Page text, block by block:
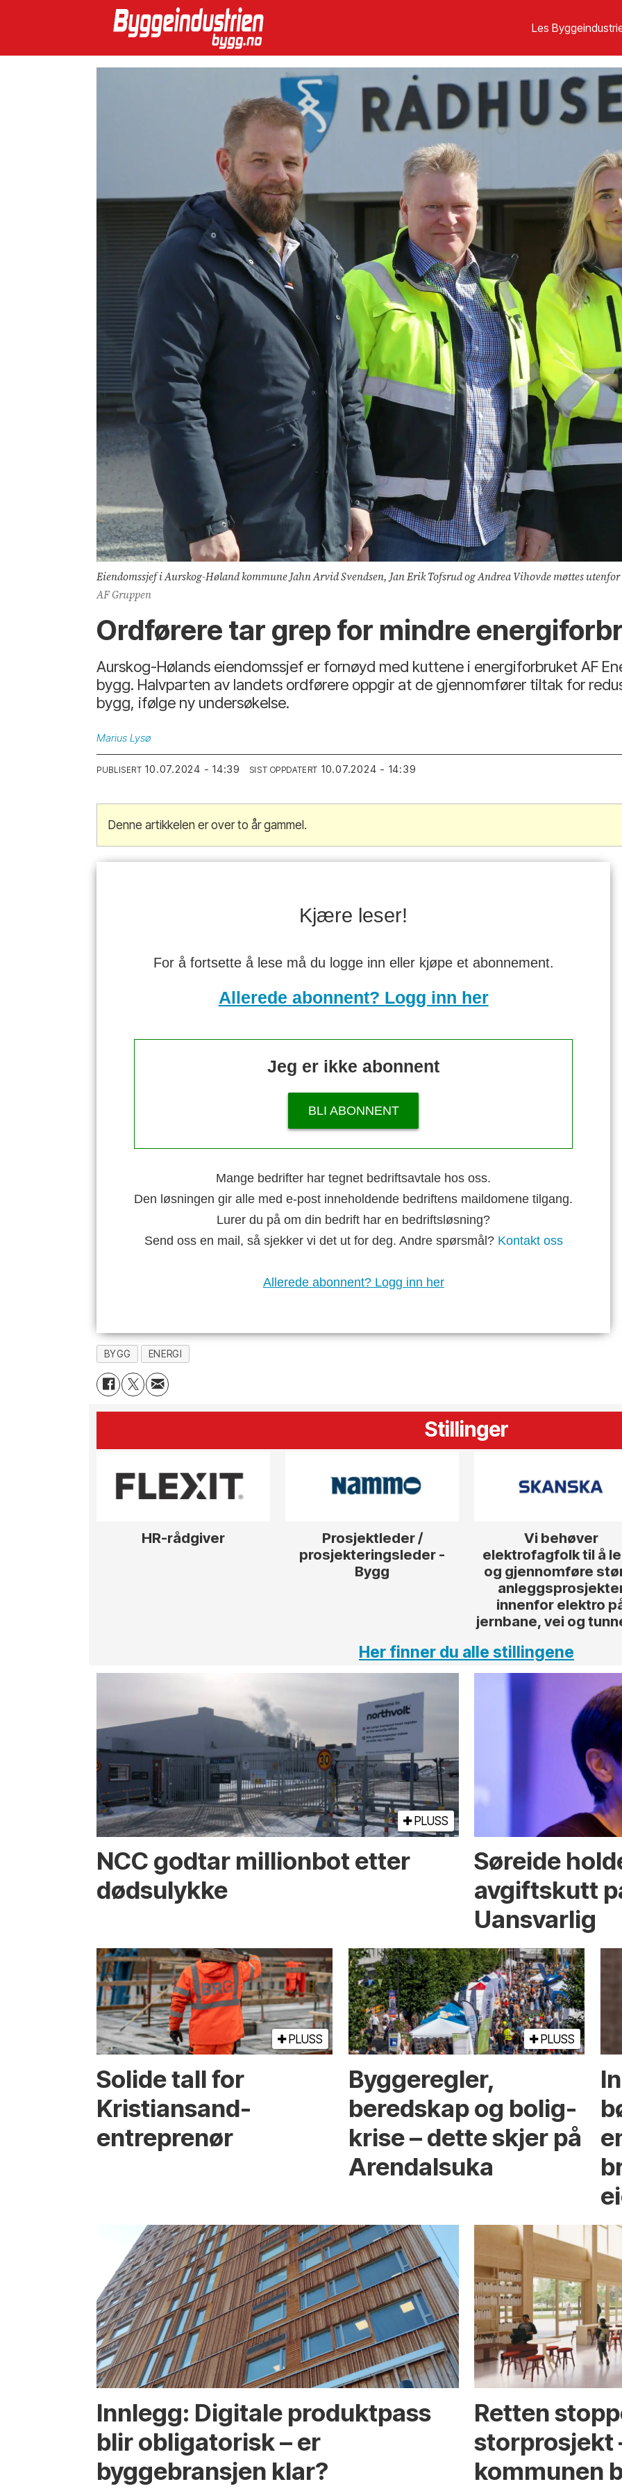
Les
Eiendomssjef i Aurskog-Høland kommune Jahn Arvid Svendsen, Jan Erik Tofsrud og Andrea Vihovde møttes
AF Gruppen
Ordførere tar grep for mindre
Aurskog-Hølands eiendomssjef er fornøyd med kuttene i energiforbruket AF
bygg. Halvparten av landets ordførere oppgir at de gjennomfører tiltak for
bygg, ifølge ny undersøkelse.
Marius Lysø
PUBLISERT 10.07.2024 - 14:39 SIST OPPDATERT 10.07.2024 - 14:39
Denne artikkelen er over to år gammel.
Kjære leser!
For å fortsette å lese må du logge inn eller kjøpe et abonnement.
Allerede abonnent? Logg inn her
Jeg er ikke abonnent
BLI ABONNENT
Mange bedrifter har tegnet bedriftsavtale hos oss.
Den løsningen gir alle med e-post inneholdende bedriftens maildomene tilgang.
Lurer du på om din bedrift har en bedriftsløsning?
Send oss en mail, så sjekker vi det ut for deg. Andre spørsmål? Kontakt oss
Allerede abonnent? Logg inn her
BYGG ENERGI
Stillinger
HR-rådgiver
Prosjektleder /
prosjekteringsleder -
Bygg
Vi behøver
elektrofagfolk til å
og gjennomføre
innenfor elektro
jernbane, vei og
Her finner du alle stillingene
PLUSS
NCC godtar millionbot etter
dødsulykke
Søreide
avgiftskutt
Uansvarlig
PLUSS
Solide tall for
Kristiansand-
entreprenør
PLUSS
Bygge­regler,
beredskap og bolig­
krise – dette skjer på
Arendals­uka
Innlegg: Digitale produktpass
blir obligatorisk – er
byggebransjen klar?
Retten
storprosjekt
kommunen